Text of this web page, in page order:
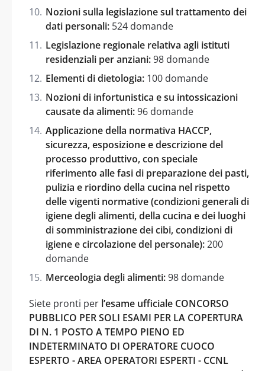
Nozioni sulla legislazione sul trattamento dei
dati personali: 524 domande
Legislazione regionale relativa agli istituti
residenziali per anziani:98 domande
Elementi di dietologia: 100 domande
Nozioni di infortunistica e su intossicazioni
causate da alimenti:96 domande
Applicazione della normativa HACCP,
sicurezza, esposizione e descrizione del
processo produttivo, con speciale
riferimento alle fasi di preparazione dei pasti,
pulizia e riordino della cucina nel rispetto
delle vigenti normative (condizioni generali di
igiene degli alimenti, della cucina e dei luoghi
di somministrazione dei cibi, condizioni di
igiene e circolazione del personale):200
domande
Merceologia degli alimenti:98 domande
Siete pronti per l’esame ufficiale CONCORSO
PUBBLICO PER SOLI ESAMI PER LA COPERTURA
DI N. 1 POSTO A TEMPO PIENO ED
INDETERMINATO DI OPERATORE CUOCO
ESPERTO - AREA OPERATORI ESPERTI - CCNL